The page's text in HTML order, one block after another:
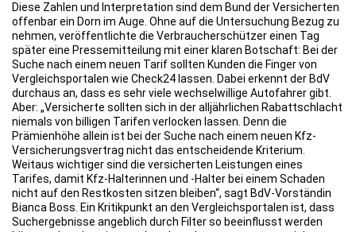
Diese Zahlen und Interpretation sind dem Bund der Versicherten
offenbar ein Dorn im Auge. Ohne auf die Untersuchung Bezug zu
nehmen, veröffentlichte die Verbraucherschützer einen Tag
später eine Pressemitteilung mit einer klaren Botschaft: Bei der
Suche nach einem neuen Tarif sollten Kunden die Finger von
Vergleichsportalen wie Check24 lassen. Dabei erkennt der BdV
durchaus an, dass es sehr viele wechselwillige Autofahrer gibt.
Aber: „Versicherte sollten sich in der alljährlichen Rabattschlacht
niemals von billigen Tarifen verlocken lassen. Denn die
Prämienhöhe allein ist bei der Suche nach einem neuen Kfz-
Versicherungsvertrag nicht das entscheidende Kriterium.
Weitaus wichtiger sind die versicherten Leistungen eines
Tarifes, damit Kfz-Halterinnen und -Halter bei einem Schaden
nicht auf den Restkosten sitzen bleiben“, sagt BdV-Vorständin
Bianca Boss. Ein Kritikpunkt an den Vergleichsportalen ist, dass
Suchergebnisse angeblich durch Filter so beeinflusst werden